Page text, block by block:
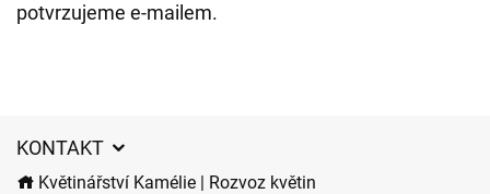
potvrzujeme e-mailem.
KONTAKT
Květinářství Kamélie | Rozvoz květin